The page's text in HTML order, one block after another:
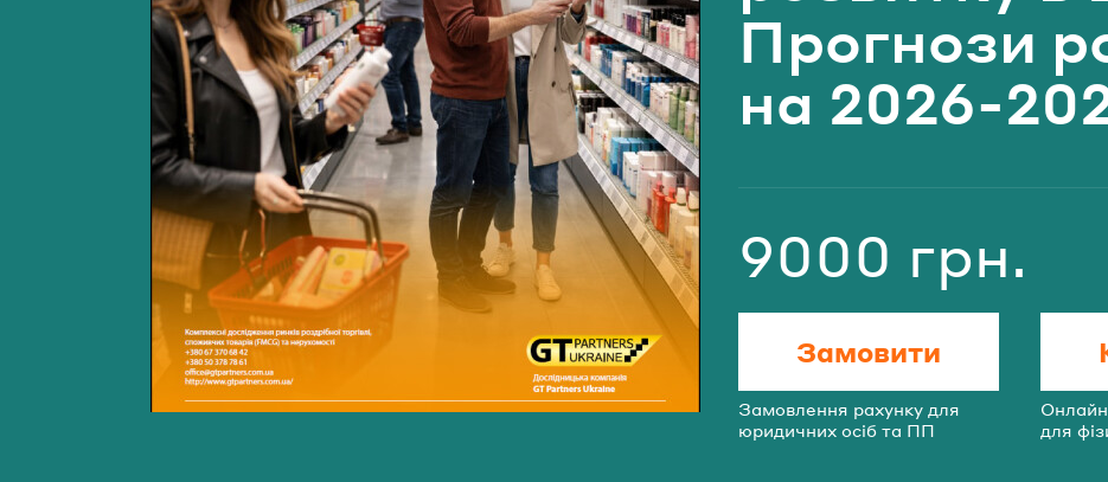
Прогнози
на 2026-
Вартість
9000 грн.
Замовити
Замовлення рахунку для
юридичних осіб та ПП
для
Телефон*
Email*
Пароль
УВІЙТИ